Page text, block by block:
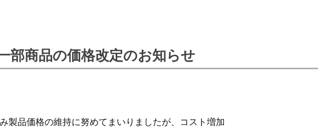
部商品の価格改定のお知らせ
製品価格の維持に努めてまいりましたが、コスト増加